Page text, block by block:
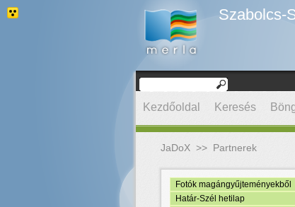
Szabolcs-
Kezdőoldal Keresés
JaDoX >> Partnerek
Fotók magángyűjteményekből
Határ-Szél hetilap